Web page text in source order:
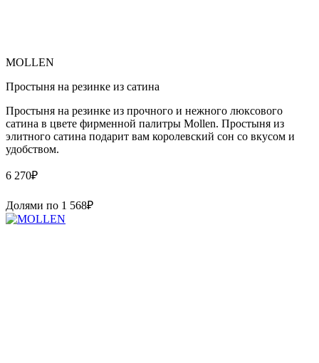
MOLLEN
Простыня на резинке из сатина
Простыня на резинке из прочного и нежного люксового
сатина в цвете фирменной палитры Mollen. Простыня из
элитного сатина подарит вам королевский сон со вкусом и
удобством.
6 270₽
Долями по 1 568₽